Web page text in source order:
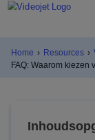
Home › Resources ›
FAQ: Waarom